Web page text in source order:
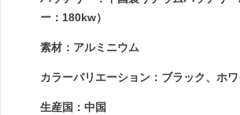
ー：180kw）
素材：アルミニウム
カラーバリエーション：ブラック、ホワ
生産国：中国